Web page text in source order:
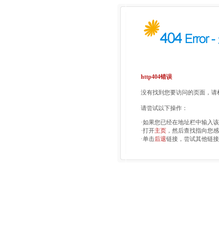
http404错误
没有找到您要访问的页面，
请尝试以下操作：
·如果您已经在地址栏中输入
·打开主页 ，然后查找指向您
·单击后退链接，尝试其他链